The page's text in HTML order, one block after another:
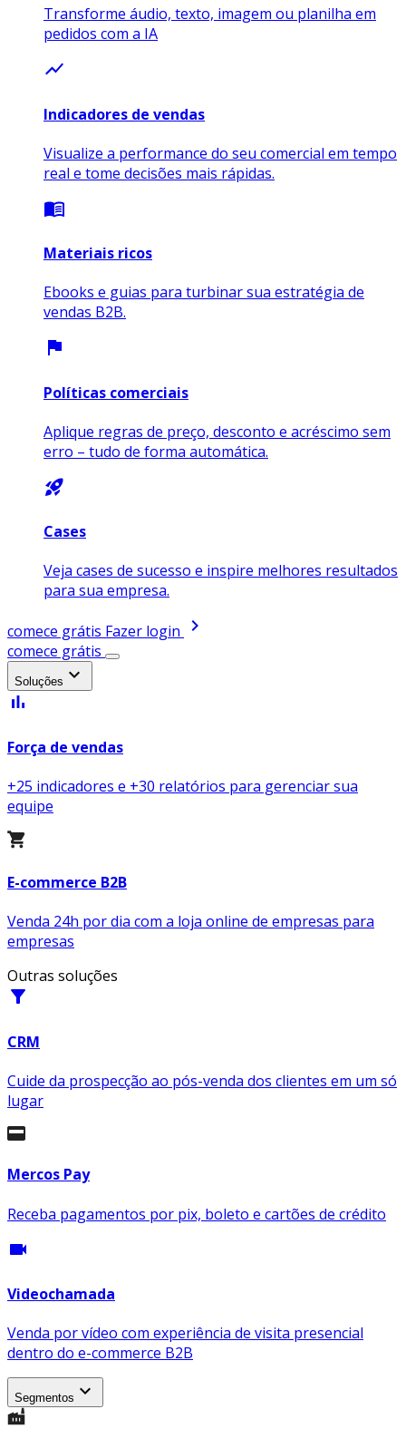
Transforme áudio, texto, imagem ou planilha em
pedidos com a IA
show_chart
Indicadores de vendas
Visualize a performance do seu comercial em tempo
real e tome decisões mais rápidas.
menu_book
Materiais ricos
Ebooks e guias para turbinar sua estratégia de
vendas B2B.
flag
Políticas comerciais
Aplique regras de preço, desconto e acréscimo sem
erro – tudo de forma automática.
rocket_launch
Cases
Veja cases de sucesso e inspire melhores resultados
para sua empresa.
comece grátis Fazer login chevron_right
comece grátis
Soluções expand_more
bar_chart
Força de vendas
+25 indicadores e +30 relatórios para gerenciar sua
equipe
E-commerce B2B
Venda 24h por dia com a loja online de empresas para
empresas
Outras soluções
filter_alt
CRM
Cuide da prospecção ao pós-venda dos clientes em um só
lugar
Mercos Pay
Receba pagamentos por pix, boleto e cartões de crédito
videocam
Videochamada
Venda por vídeo com experiência de visita presencial
dentro do e-commerce B2B
Segmentos expand_more